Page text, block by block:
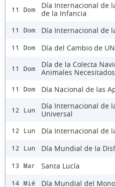
11 Dom
Día Internacional de
de la Infancia
11 Dom Día Internacional de
11 Dom Día del Cambio de
11 Dom
Día de la Colecta
Animales Necesitados
11 Dom Día Nacional de las
12 Lun
Día Internacional de
Universal
12 Lun Día Internacional de
12 Lun Día Mundial de la
13 Mar Santa Lucía
14 Mié Día Mundial del Mono